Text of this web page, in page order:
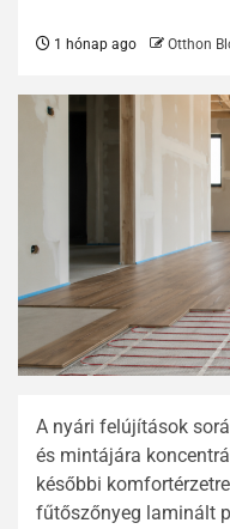
1 hónap ago Otthon
A nyári felújítások
és mintájára
későbbi
fűtőszőnyeg laminált